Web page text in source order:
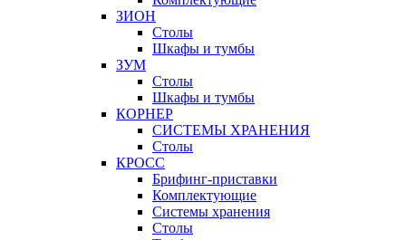
ЗИОН
Столы
Шкафы и тумбы
ЗУМ
Столы
Шкафы и тумбы
КОРНЕР
СИСТЕМЫ ХРАНЕНИЯ
Столы
КРОСС
Брифинг-приставки
Комплектующие
Системы хранения
Столы